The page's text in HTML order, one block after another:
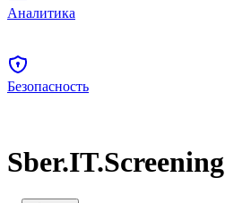
Аналитика
Безопасность
Sber.IT.Screening